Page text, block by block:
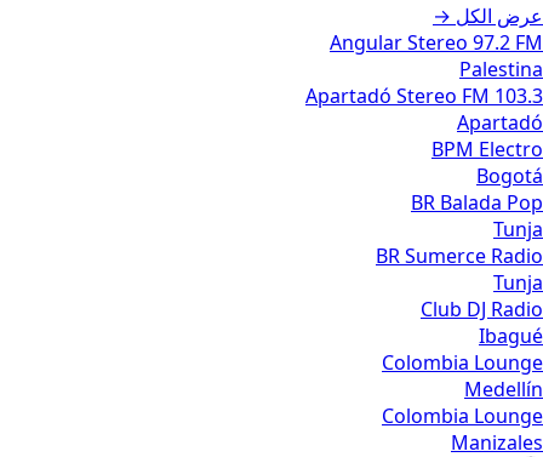
عرض الكل →
Angular Stereo 97.2 FM
Palestina
Apartadó Stereo FM 103.3
Apartadó
BPM Electro
Bogotá
BR Balada Pop
Tunja
BR Sumerce Radio
Tunja
Club DJ Radio
Ibagué
Colombia Lounge
Medellín
Colombia Lounge
Manizales